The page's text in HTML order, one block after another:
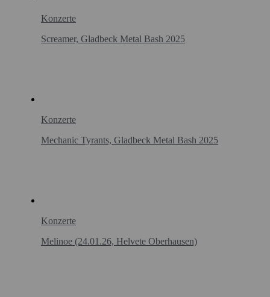
Konzerte
Screamer, Gladbeck Metal Bash 2025
Konzerte
Mechanic Tyrants, Gladbeck Metal Bash 2025
Konzerte
Melinoe (24.01.26, Helvete Oberhausen)